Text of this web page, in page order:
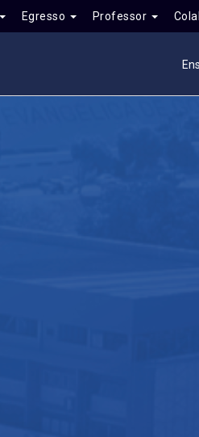
Egresso Professor